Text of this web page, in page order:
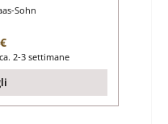
Sohn
normale:
2-3 settimane